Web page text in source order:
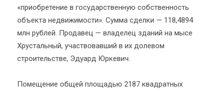
«приобретение в государственную собственность
объекта недвижимости». Сумма сделки — 118,4894
млн рублей. Продавец — владелец зданий на мысе
Хрустальный, участвовавший в их долевом
строительстве, Эдуард Юркевич.
Помещение общей площадью 2187 квадратных